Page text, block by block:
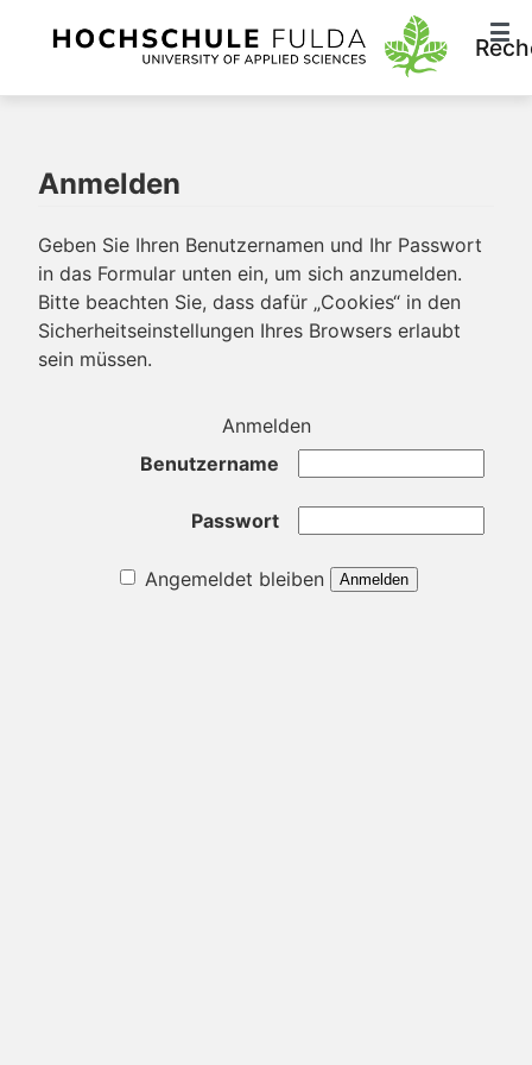
Anmelden
Geben Sie Ihren Benutzernamen und Ihr Passwort
in das Formular unten ein, um sich anzumelden.
Bitte beachten Sie, dass dafür „Cookies“ in den
Sicherheitseinstellungen Ihres Browsers erlaubt
sein müssen.
Anmelden
Benutzername
Passwort
Angemeldet bleiben Anmelden